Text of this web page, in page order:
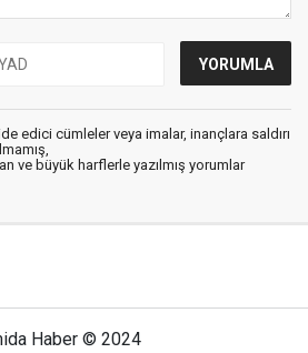
edici cümleler veya imalar, inançlara saldırı
ve büyük harflerle yazılmış yorumlar
Haber © 2024